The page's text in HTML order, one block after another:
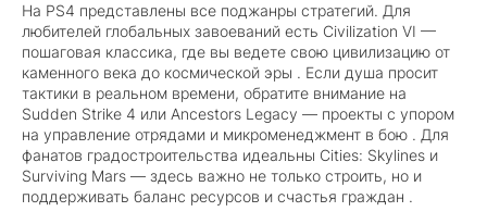
На PS4 представлены все поджанры стратегий. Для
любителей глобальных завоеваний есть Civilization VI —
пошаговая классика, где вы ведете свою цивилизацию от
каменного века до космической эры . Если душа просит
тактики в реальном времени, обратите внимание на
Sudden Strike 4 или Ancestors Legacy — проекты с упором
на управление отрядами и микроменеджмент в бою . Для
фанатов градостроительства идеальны Cities: Skylines и
Surviving Mars — здесь важно не только строить, но и
поддерживать баланс ресурсов и счастья граждан .